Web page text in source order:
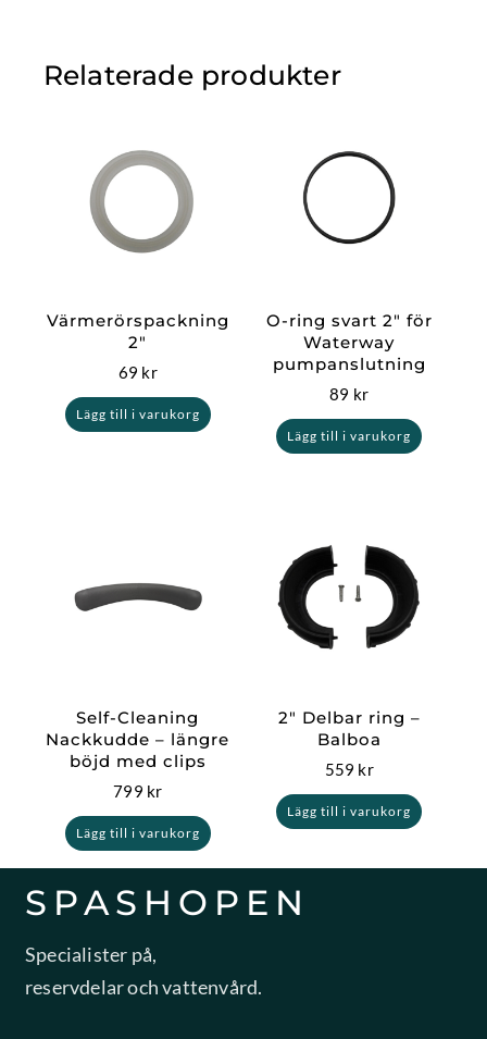
Relaterade produkter
Värmerörspackning
2″
69 kr
Lägg till i varukorg
O-ring svart 2″ för
Waterway
pumpanslutning
89 kr
Lägg till i varukorg
Self-Cleaning
Nackkudde – längre
böjd med clips
799 kr
Lägg till i varukorg
2″ Delbar ring –
Balboa
559 kr
Lägg till i varukorg
SPASHOPEN
Specialister på,
reservdelar och vattenvård.